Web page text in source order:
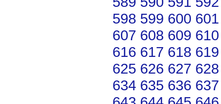
598 599 600 601
607 608 609 610
616 617 618 619
625 626 627 628
634 635 636 637